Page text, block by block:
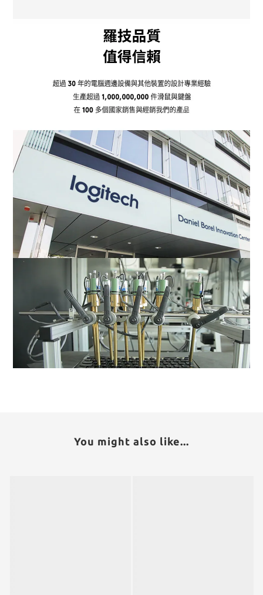
You might also like...